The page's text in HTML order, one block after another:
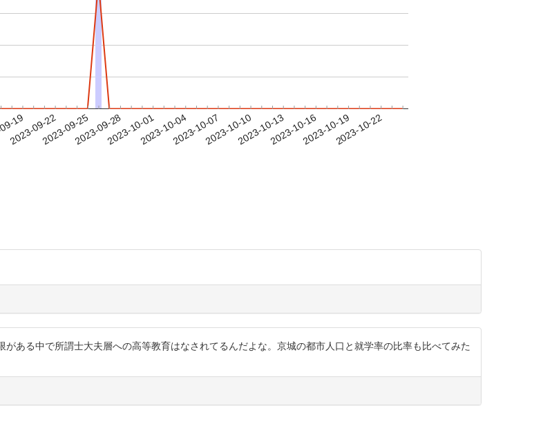
19
2023-09-222023-09-252023-09-282023-10-012023-10-042023-10-072023-10-102023-10-132023-10-162023-10-192023-10-22
ある中で所謂士大夫層への高等教育はなされてるんだよな。京城の都市人口と就学率の比率も比べてみた